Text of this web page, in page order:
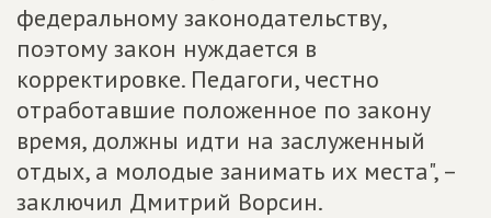
федеральному законодательству,
поэтому закон нуждается в
корректировке. Педагоги, честно
отработавшие положенное по закону
время, должны идти на заслуженный
отдых, а молодые занимать их места", –
заключил Дмитрий Ворсин.